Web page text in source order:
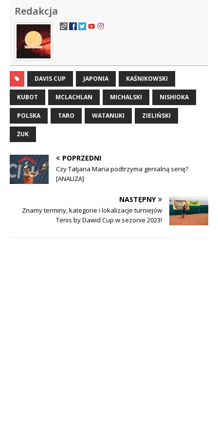
Redakcja
DAVIS CUP JAPONIA KAŚNIKOWSKI
KUBOT MCLACHLAN MICHALSKI NISHIOKA
POLSKA TARO WATANUKI ZIELIŃSKI
ŻUK
POPRZEDNI
Czy Tatjana Maria podtrzyma genialną serię?
[ANALIZA]
NASTĘPNY
Znamy terminy, kategorie i lokalizacje turniejów
Tenis by Dawid Cup w sezonie 2023!